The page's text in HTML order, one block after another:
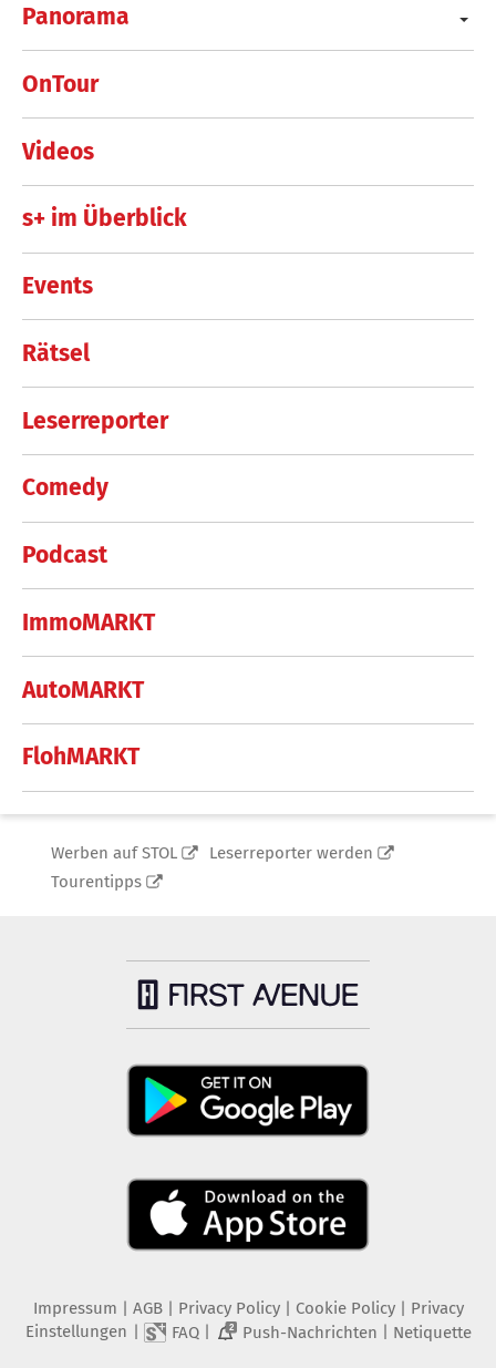
Panorama
OnTour
Videos
s+ im Überblick
Events
Rätsel
Leserreporter
Comedy
Podcast
ImmoMARKT
AutoMARKT
FlohMARKT
Werben auf STOL
Leserreporter werden
Tourentipps
Impressum | AGB | Privacy Policy| Cookie Policy| Privacy
Einstellungen | FAQ| 2 Push-Nachrichten | Netiquette